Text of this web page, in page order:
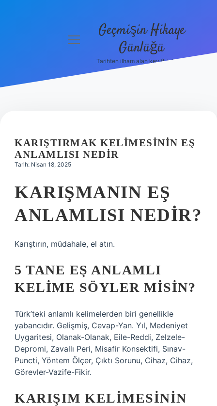
Hakkımızda
menüyü
Geçmişin Hikaye
Günlüğü
Tarihten ilham alan keyifli bilgiler!
KARIŞTIRMAK KELIMESININ EŞ
ANLAMLISI NEDIR
Tarih: Nisan 18, 2025
KARIŞMANIN EŞ
ANLAMLISI NEDIR?
Karıştırın, müdahale, el atın.
5 TANE EŞ ANLAMLI
KELIME SÖYLER MISIN?
Türk’teki anlamlı kelimelerden biri genellikle
yabancıdır. Gelişmiş, Cevap-Yan. Yıl, Medeniyet
Uygaritesi, Olanak-Olanak, Eile-Reddi, Zelzele-
Depromi, Zavallı Peri, Misafir Konsektifi, Sınav-
Puncti, Yöntem Ölçer, Çıktı Sorunu, Cihaz, Cihaz,
Görevler-Vazife-Fikir.
KARIŞIM KELIMESININ